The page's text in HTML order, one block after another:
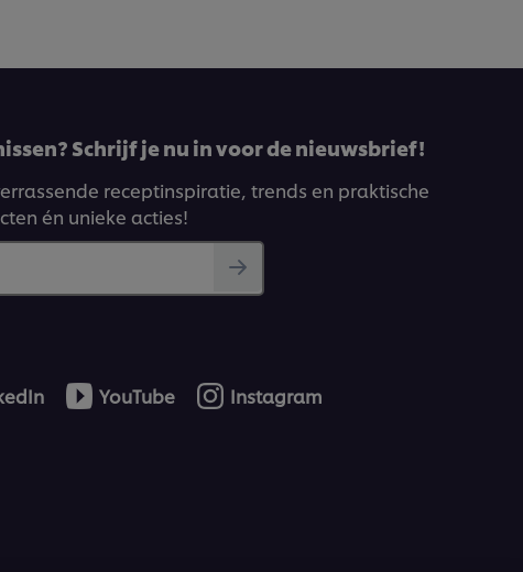
Schrijf je nu in voor de nieuwsbrief!
receptinspiratie, trends en praktische
én unieke acties!
YouTube Instagram